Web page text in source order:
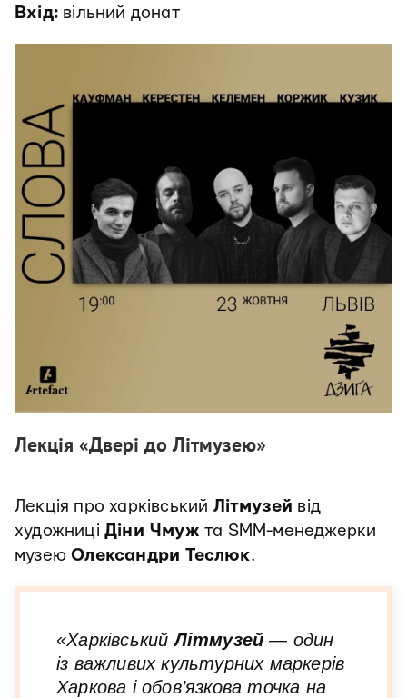
Вхід: вільний донат
Лекція «Двері до Літмузею»
Лекція про харківський Літмузей від
художниці Діни Чмуж та SMM-менеджерки
музеюОлександри Теслюк.
«ХарківськийЛітмузей — один
із важливих культурних маркерів
Харкова і обов’язкова точка на